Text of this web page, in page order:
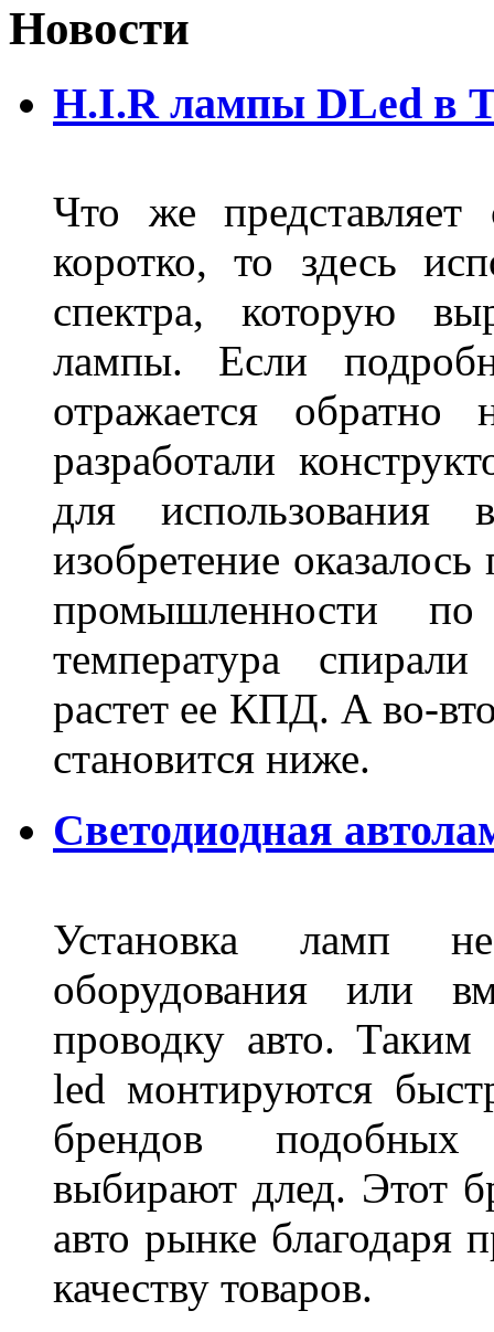
Новости
H.I.R лампы DLed в
Что же
коротко, то здесь
спектра, которую
лампы. Если
отражается
разработали
для использования
изобретение
промышленности
температура
растет ее КПД. А во-
становится ниже.
Светодиодная
Установка ламп не
оборудования или
проводку авто.
led монтируются
брендов подобных
выбирают длед. Этот
авто рынке
качеству товаров.